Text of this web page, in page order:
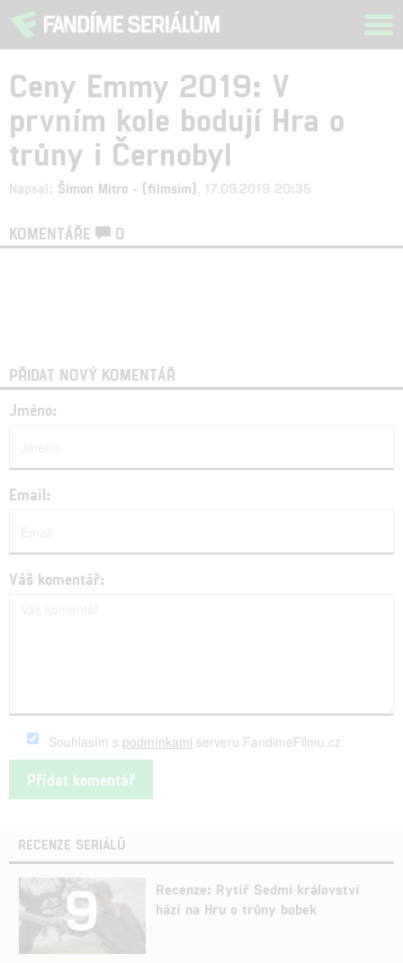
Ceny Emmy 2019: V
prvním kole bodují Hra o
trůny i Černobyl
Napsal: Šimon Mitro - (filmsim) , 17.09.2019 20:35
KOMENTÁŘE 0
PŘIDAT NOVÝ KOMENTÁŘ
Jméno:
Email:
Váš komentář:
Souhlasím s podmínkami serveru FandimeFilmu.cz
RECENZE SERIÁLŮ
9
Recenze: Rytíř Sedmi království
hází na Hru o trůny bobek